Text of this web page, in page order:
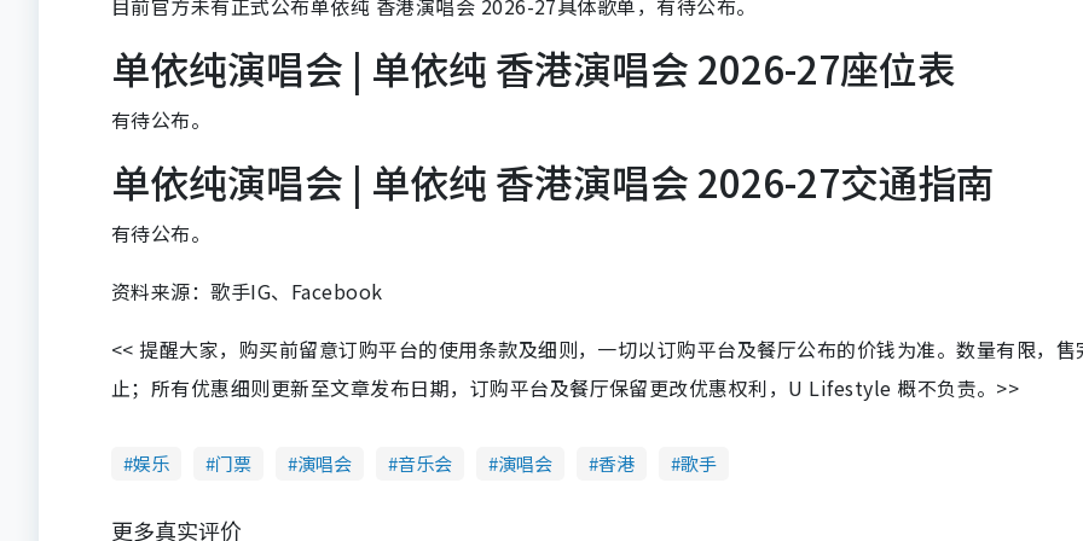
目前官方未有正式公布单依纯 香港演唱会 2026-27具体歌单，有待公布。
单依纯演唱会 | 单依纯 香港演唱会 2026-27座位表
有待公布。
单依纯演唱会 | 单依纯 香港演唱会 2026-27交通指南
有待公布。
资料来源：歌手IG、Facebook
<< 提醒大家，购买前留意订购平台的使用条款及细则，一切以订购平台及餐厅公布的价钱为准。数量有限，售
止；所有优惠细则更新至文章发布日期，订购平台及餐厅保留更改优惠权利，U Lifestyle 概不负责。>>
娱乐 门票 演唱会 音乐会 演唱会 香港 歌手
更多真实评价